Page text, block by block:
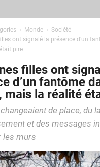
Monde
Société
ont signalé la présence d’un
pire
filles ont
d’un fantôme
mais la réalité
de place, du
et des messages
les murs